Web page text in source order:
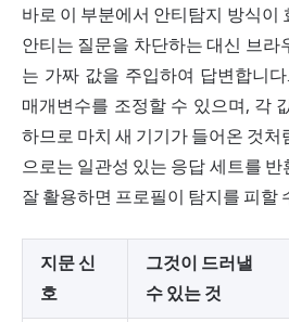
바로 이 부분에서 안티탐지 방식이
안티는 질문을 차단하는 대신 브라
는 가짜 값을 주입하여 답변합니
매개변수를 조정할 수 있으며, 각
하므로 마치 새 기기가 들어온 것처
으로는 일관성 있는 응답 세트를
잘 활용하면 프로필이 탐지를 피할
지문 신
호
그것이 드러낼
수 있는 것